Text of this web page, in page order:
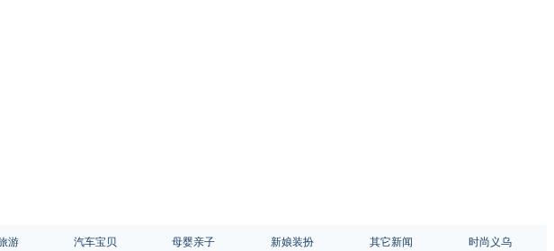
游 汽车宝贝 母婴亲子 新娘装扮 其它新闻
时尚义乌